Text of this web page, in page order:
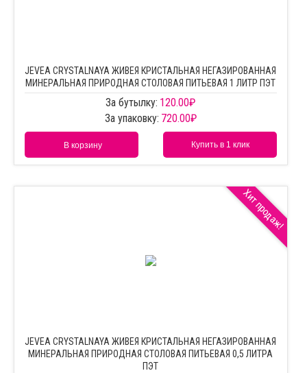
JEVEA CRYSTALNAYA ЖИВЕЯ КРИСТАЛЬНАЯ НЕГАЗИРОВАННАЯ
МИНЕРАЛЬНАЯ ПРИРОДНАЯ СТОЛОВАЯ ПИТЬЕВАЯ 1 ЛИТР ПЭТ
За бутылку: 120.00₽
За упаковку: 720.00₽
В корзину Купить в 1 клик
Хит продаж!
JEVEA CRYSTALNAYA ЖИВЕЯ КРИСТАЛЬНАЯ НЕГАЗИРОВАННАЯ
МИНЕРАЛЬНАЯ ПРИРОДНАЯ СТОЛОВАЯ ПИТЬЕВАЯ 0,5 ЛИТРА
ПЭТ